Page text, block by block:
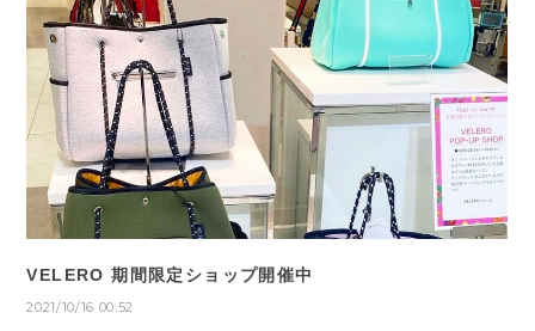
VELERO 期間限定ショップ開催中
2021/10/16 00:52